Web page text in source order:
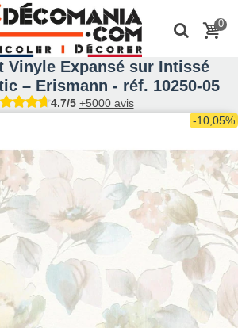
0
Vinyle Expansé sur Intissé
– Erismann - réf. 10250-05
4.7/5 +5000 avis
-10,05%